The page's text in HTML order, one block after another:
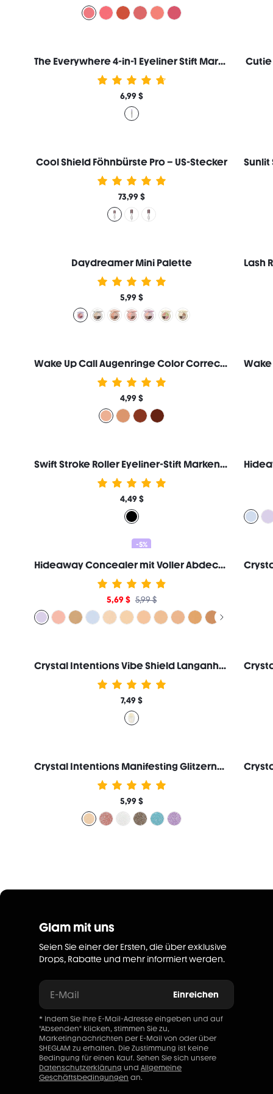
The Everywhere 4-in-1 Eyeliner Stift Marken-Schönheit Kosmetik Make-up für Frauen und Mädchen
6,99 $
Cutie
Cool Shield Föhnbürste Pro – US-Stecker
73,99 $
Daydreamer Mini Palette
5,99 $
Wake Up Call Augenringe Color Corrector-Peach Marken-Schönheit Kosmetik Make-up für Frauen und Mädchen
4,99 $
Swift Stroke Roller Eyeliner-Stift Marken-Schönheit Kosmetik Make-up für Frauen und Mädchen
4,49 $
-5%
Hideaway Concealer mit Voller Abdeckung-Lavender Farbkorrektor Aufheller und Highlighter Marken-Schönheit Kosmetik Make-up für Frauen und Mädchen
5,69 $ 5,99 $
Crystal Intentions Vibe Shield Langanhaltender Fixierspray Marken-Schönheit Kosmetik Make-up für Frauen und Mädchen
7,49 $
Crystal Intentions Manifesting Glitzernder Glow-Lidschatten-Citrine Marken-Schönheit Kosmetik Make-up für Frauen und Mädchen
5,99 $
Glam mit uns
Seien Sie einer der Ersten, die über exklusive
Drops, Rabatte und mehr informiert werden.
E-Mail Einreichen
* Indem Sie Ihre E-Mail-Adresse eingeben und auf
"Absenden" klicken, stimmen Sie zu,
Marketingnachrichten per E-Mail von oder über
SHEGLAM zu erhalten. Die Zustimmung ist keine
Bedingung für einen Kauf. Sehen Sie sich unsere
Datenschutzerklärung und Allgemeine
Geschäftsbedingungen an.